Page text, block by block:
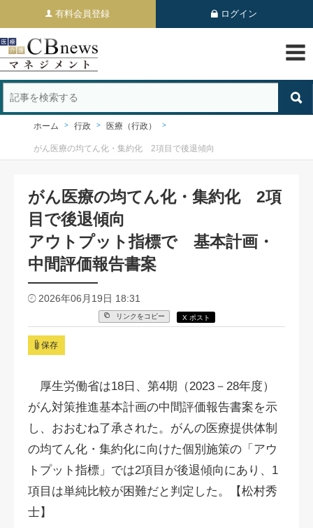
有料会員登録 ログイン
ホーム 行政 医療（行政）
がん医療の均てん化・集約化 2項目で後退傾向
がん医療の均てん化・集約化 2項
目で後退傾向
アウトプット指標で 基本計画・
中間評価報告書案
2026年06月19日 18:31
リンクをコピー X ポスト
保存
厚生労働省は18日、第4期（2023－28年度）
がん対策推進基本計画の中間評価報告書案を示
し、おおむね了承された。がんの医療提供体制
の均てん化・集約化に向けた個別施策の「アウ
トプット指標」では2項目が後退傾向にあり、1
項目は単純比較が困難だと判定した。【松村秀
士】